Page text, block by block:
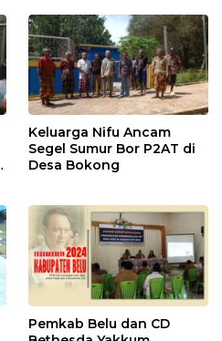
Keluarga Nifu Ancam
Segel Sumur Bor P2AT di
Desa Bokong
Pemkab Belu dan CD